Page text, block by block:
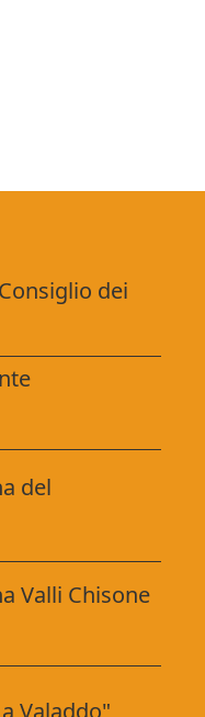
dei
del
Valli Chisone
Valaddo"